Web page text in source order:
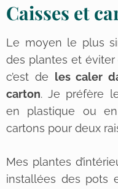
Caisses et
Le moyen le plus
des plantes et éviter
c’est de les caler
carton. Je préfère
en plastique ou
cartons pour deux
Mes plantes
installées des pots